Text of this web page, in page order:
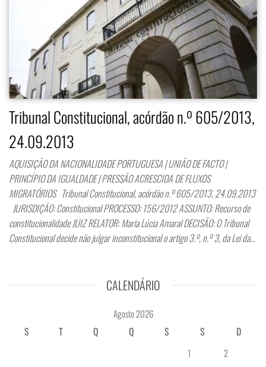
Tribunal Constitucional, acórdão n.º 605/2013,
24.09.2013
AQUISIÇÃO DA NACIONALIDADE PORTUGUESA | UNIÃO DE FACTO |
PRINCÍPIO DA IGUALDADE | PRESSÃO ACRESCIDA DE FLUXOS
MIGRATÓRIOS Tribunal Constitucional, acórdão n.º 605/2013, 24.09.2013
JURISDIÇÃO: Constitucional PROCESSO: 156/2012 ASSUNTO: Recurso de
constitucionalidade JUIZ RELATOR: Maria Lúcia Amaral DECISÃO: O Tribunal
Constitucional decide não julgar inconstitucional o artigo 3.º, n.º 3, da Lei da…
CALENDÁRIO
Agosto 2026
S
T Q Q S S
D
1
2